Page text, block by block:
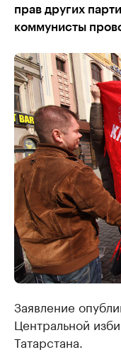
прав других
коммунисты
Заявление
Центральной
Татарстана.